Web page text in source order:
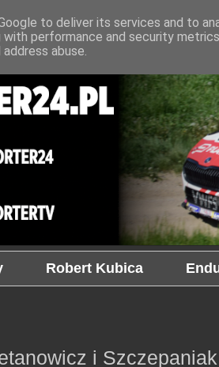
Robert Kubica
i
to deliver its services and to
with performance and security
abuse.